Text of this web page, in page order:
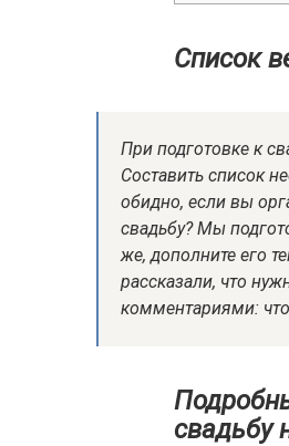
Список
При подготовке к
Составить список
обидно, если вы
свадьбу? Мы
же, дополните его
рассказали, что
комментариями:
свадьбу